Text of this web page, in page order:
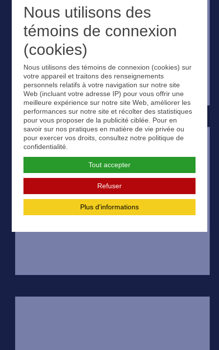
Nous utilisons des
témoins de connexion
(cookies)
Nous utilisons des témoins de connexion (cookies) sur
votre appareil et traitons des renseignements
personnels relatifs à votre navigation sur notre site
Web (incluant votre adresse IP) pour vous offrir une
meilleure expérience sur notre site Web, améliorer les
performances sur notre site et récolter des statistiques
pour vous proposer de la publicité ciblée. Pour en
savoir sur nos pratiques en matière de vie privée ou
pour exercer vos droits, consultez notre politique de
confidentialité.
Tout accepter
Refuser
Plus d'informations